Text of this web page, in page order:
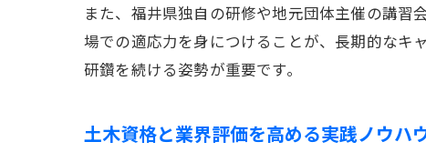
また、福井県独自の研修や地元団体主催の講
場での適応力を身につけることが、長期的なキ
研鑽を続ける姿勢が重要です。
土木資格と業界評価を高める実践ノウハ